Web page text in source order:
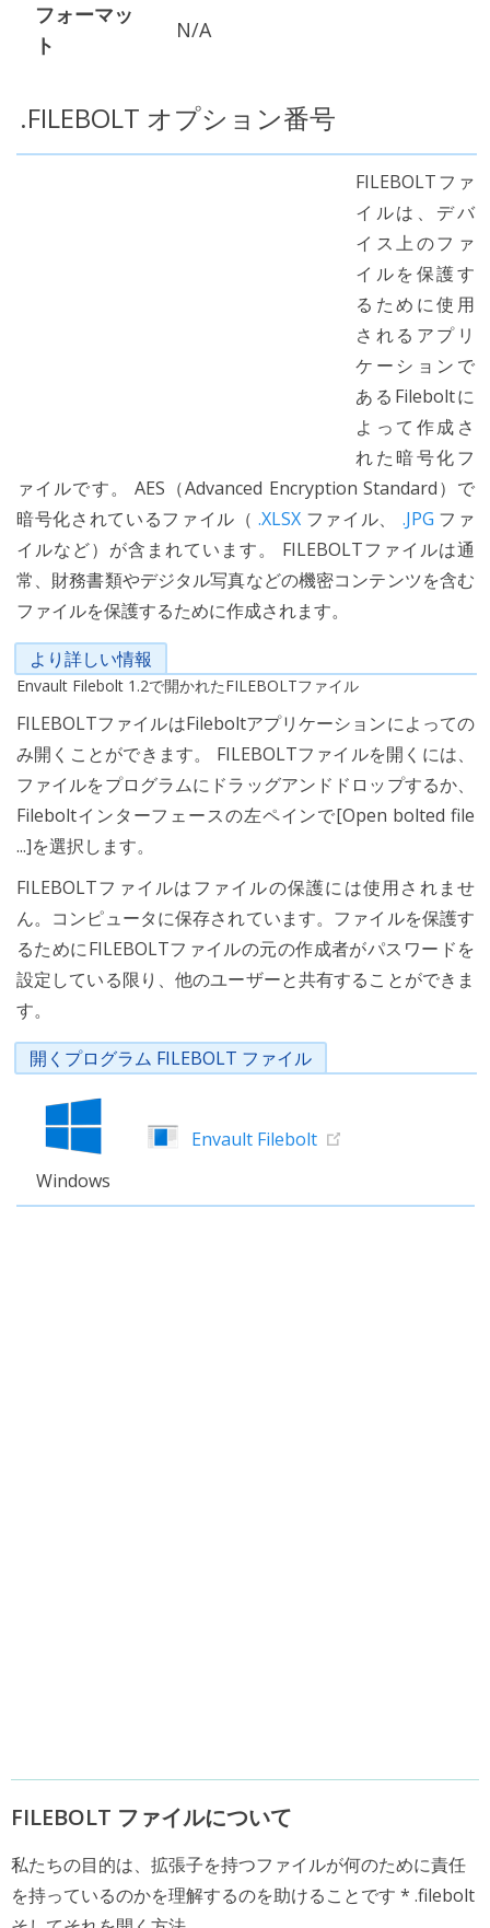
フォーマッ
ト
N/A
.FILEBOLT オプション番号
FILEBOLTファ
イルは、デバ
イス上のファ
イルを保護す
るために使用
されるアプリ
ケーションで
あるFileboltに
よって作成さ
れた暗号化フ
ァイルです。 AES（Advanced Encryption Standard）で
暗号化されているファイル（.XLSX ファイル、 .JPG ファ
イルなど）が含まれています。 FILEBOLTファイルは通
常、財務書類やデジタル写真などの機密コンテンツを含む
ファイルを保護するために作成されます。
より詳しい情報
Envault Filebolt 1.2で開かれたFILEBOLTファイル
FILEBOLTファイルはFileboltアプリケーションによっての
み開くことができます。 FILEBOLTファイルを開くには、
ファイルをプログラムにドラッグアンドドロップするか、
Fileboltインターフェースの左ペインで[Open bolted file
...]を選択します。
FILEBOLTファイルはファイルの保護には使用されませ
ん。コンピュータに保存されています。ファイルを保護す
るためにFILEBOLTファイルの元の作成者がパスワードを
設定している限り、他のユーザーと共有することができま
す。
開くプログラム FILEBOLT ファイル
Windows
Envault Filebolt
FILEBOLT ファイルについて
私たちの目的は、拡張子を持つファイルが何のために責任
を持っているのかを理解するのを助けることです * .filebolt